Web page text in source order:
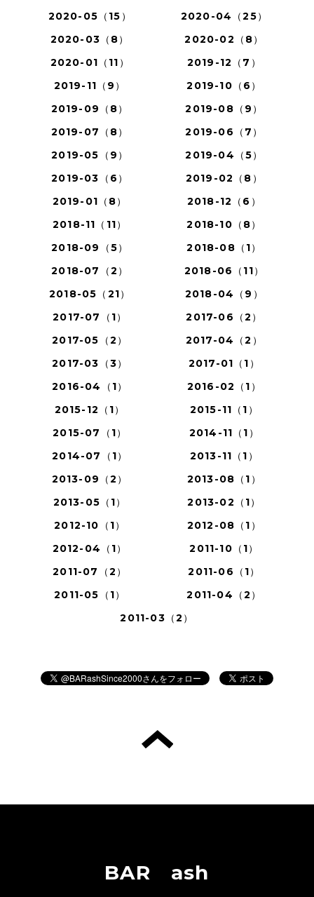
2020-05（15）
2020-04（25）
2020-03（8）
2020-02（8）
2020-01（11）
2019-12（7）
2019-11（9）
2019-10（6）
2019-09（8）
2019-08（9）
2019-07（8）
2019-06（7）
2019-05（9）
2019-04（5）
2019-03（6）
2019-02（8）
2019-01（8）
2018-12（6）
2018-11（11）
2018-10（8）
2018-09（5）
2018-08（1）
2018-07（2）
2018-06（11）
2018-05（21）
2018-04（9）
2017-07（1）
2017-06（2）
2017-05（2）
2017-04（2）
2017-03（3）
2017-01（1）
2016-04（1）
2016-02（1）
2015-12（1）
2015-11（1）
2015-07（1）
2014-11（1）
2014-07（1）
2013-11（1）
2013-09（2）
2013-08（1）
2013-05（1）
2013-02（1）
2012-10（1）
2012-08（1）
2012-04（1）
2011-10（1）
2011-07（2）
2011-06（1）
2011-05（1）
2011-04（2）
2011-03（2）
BAR ash